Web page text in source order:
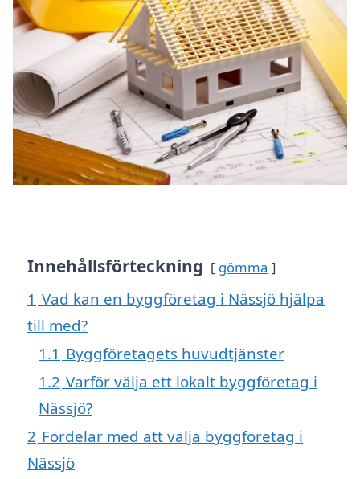
Innehållsförteckning gömma
1 Vad kan en byggföretag i Nässjö hjälpa
till med?
1.1 Byggföretagets huvudtjänster
1.2 Varför välja ett lokalt byggföretag i
Nässjö?
2 Fördelar med att välja byggföretag i
Nässjö